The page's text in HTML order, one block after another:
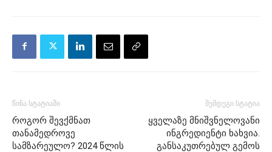
წინა სტატიაში
როგორ შევქმნათ
თანამედროვე
სამზარეულო? 2024 წლის
შემდეგი სტატია
ყველაზე მნიშვნელოვანი
ინგრედიენტი ხახვია.
განსაკუთრებულ გემოს